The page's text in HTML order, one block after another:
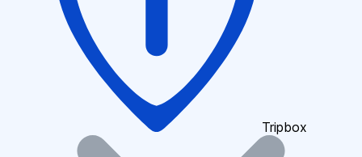
Tripbox